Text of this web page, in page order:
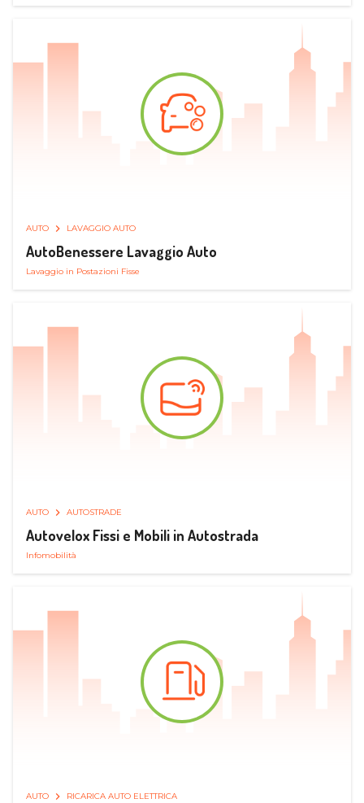
AUTO LAVAGGIO AUTO
AutoBenessere Lavaggio Auto
Lavaggio in Postazioni Fisse
AUTO AUTOSTRADE
Autovelox Fissi e Mobili in Autostrada
Infomobilità
AUTO RICARICA AUTO ELETTRICA